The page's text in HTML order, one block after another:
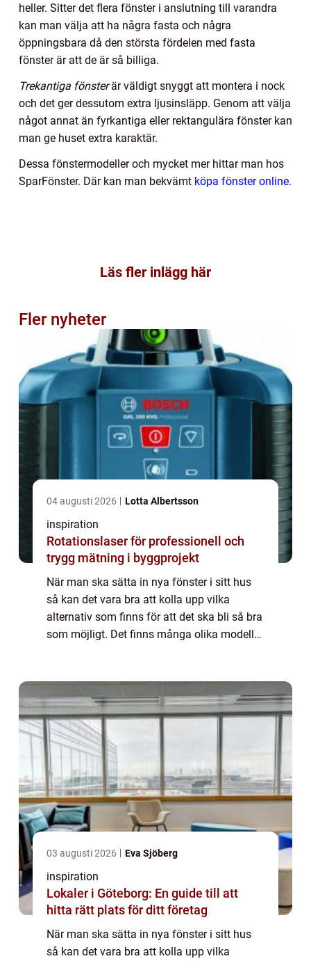
heller. Sitter det flera fönster i anslutning till varandra
kan man välja att ha några fasta och några
öppningsbara då den största fördelen med fasta
fönster är att de är så billiga.
Trekantiga fönsterär väldigt snyggt att montera i nock
och det ger dessutom extra ljusinsläpp. Genom att välja
något annat än fyrkantiga eller rektangulära fönster kan
man ge huset extra karaktär.
Dessa fönstermodeller och mycket mer hittar man hos
SparFönster. Där kan man bekvämt köpa fönster online.
Läs fler inlägg här
Fler nyheter
04 augusti 2026 Lotta Albertsson
inspiration
Rotationslaser för professionell och
trygg mätning i byggprojekt
När man ska sätta in nya fönster i sitt hus
så kan det vara bra att kolla upp vilka
alternativ som finns för att det ska bli så bra
som möjligt. Det finns många olika modeller
03 augusti 2026 Eva Sjöberg
inspiration
Lokaler i Göteborg: En guide till att
hitta rätt plats för ditt företag
När man ska sätta in nya fönster i sitt hus
så kan det vara bra att kolla upp vilka